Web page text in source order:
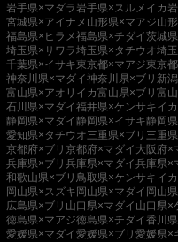
岩手県×マダラ 岩手県×スルメイカ
宮城県×アイナメ 山形県×マアジ山
福島県×ヒラメ福島県×チダイ茨城
埼玉県×サワラ埼玉県×タチウオ埼
千葉県×イサキ東京都×マアジ東京
神奈川県×マダイ神奈川県×ブリ 新
富山県×アオリイカ富山県×ブリ 富
石川県×マダイ福井県×ケンサキイカ
静岡県×マダイ静岡県×イサキ静岡
愛知県×タチウオ三重県×ブリ 三重
京都府×ブリ 京都府×マダイ 大阪府×
兵庫県×ブリ 兵庫県×マダイ兵庫県×
和歌山県×ブリ 鳥取県×ケンサキイカ
岡山県×スズキ岡山県×マダイ 岡山
広島県×ブリ 山口県×マダイ 山口県×
徳島県×マアジ徳島県×チダイ香川
愛媛県×マダイ愛媛県×ブリ 愛媛県×